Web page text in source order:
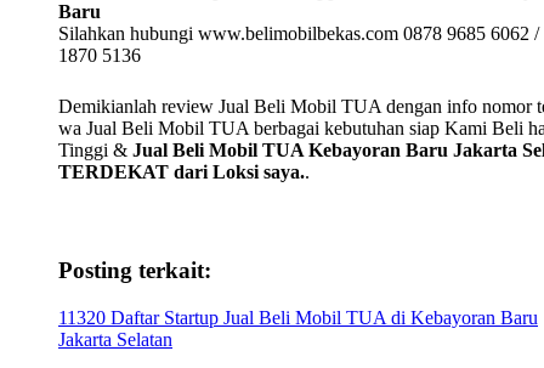
Baru
Silahkan hubungi www.belimobilbekas.com 0878 9685 6062 /
1870 5136
Demikianlah review Jual Beli Mobil TUA dengan info nomor
wa Jual Beli Mobil TUA berbagai kebutuhan siap Kami Beli
Tinggi & Jual Beli Mobil TUA Kebayoran Baru Jakarta
TERDEKAT dari Loksi saya..
Posting terkait:
11320 Daftar Startup Jual Beli Mobil TUA di Kebayoran Baru
Jakarta Selatan